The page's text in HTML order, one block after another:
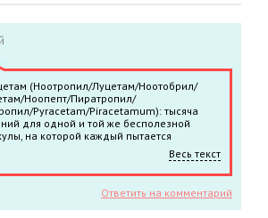
(Ноотропил/Луцетам/Ноотобрил/
Ноопепт/Пиратропил/
Pyracetam/Piracetamum): тысяча
для одной и той же бесполезной
на которой каждый пытается
приступов у больных
благодаря чему из него внезапно
противоэпилептический препарат
Весь текст
Ответить на комментарий